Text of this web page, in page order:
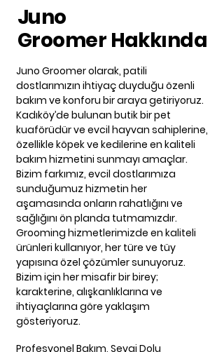
Juno
Groomer Hakkında
Juno Groomer olarak, patili
dostlarımızın ihtiyaç duyduğu özenli
bakım ve konforu bir araya getiriyoruz.
Kadıköy’de bulunan butik bir pet
kuaförüdür ve evcil hayvan sahiplerine,
özellikle köpek ve kedilerine en kaliteli
bakım hizmetini sunmayı amaçlar.
Bizim farkımız, evcil dostlarımıza
sunduğumuz hizmetin her
aşamasında onların rahatlığını ve
sağlığını ön planda tutmamızdır.
Grooming hizmetlerimizde en kaliteli
ürünleri kullanıyor, her türe ve tüy
yapısına özel çözümler sunuyoruz.
Bizim için her misafir bir birey;
karakterine, alışkanlıklarına ve
ihtiyaçlarına göre yaklaşım
gösteriyoruz.
Profesyonel Bakım, Sevgi Dolu